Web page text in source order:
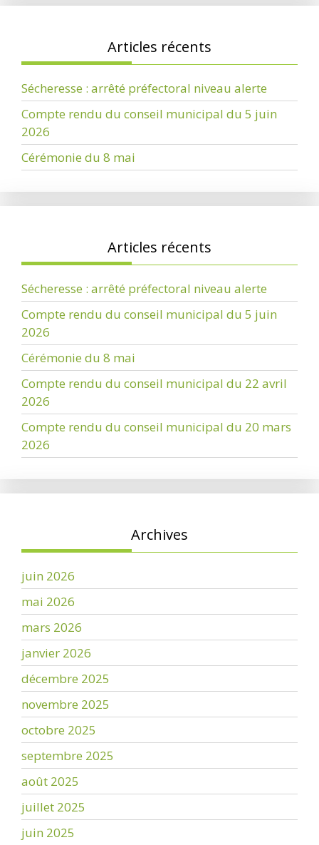
Articles récents
Sécheresse : arrêté préfectoral niveau alerte
Compte rendu du conseil municipal du 5 juin
2026
Cérémonie du 8 mai
Articles récents
Sécheresse : arrêté préfectoral niveau alerte
Compte rendu du conseil municipal du 5 juin
2026
Cérémonie du 8 mai
Compte rendu du conseil municipal du 22 avril
2026
Compte rendu du conseil municipal du 20 mars
2026
Archives
juin 2026
mai 2026
mars 2026
janvier 2026
décembre 2025
novembre 2025
octobre 2025
septembre 2025
août 2025
juillet 2025
juin 2025